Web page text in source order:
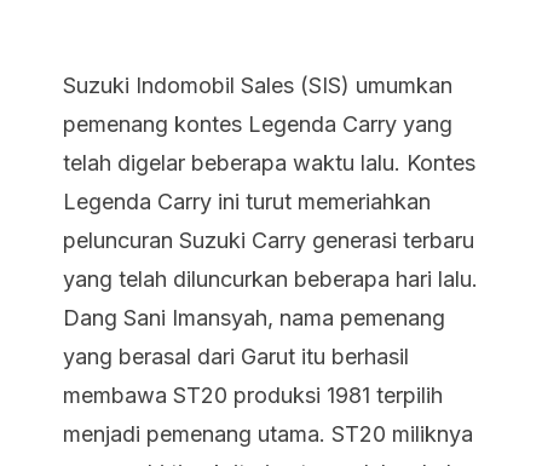
Suzuki Indomobil Sales (SIS) umumkan
pemenang kontes Legenda Carry yang
telah digelar beberapa waktu lalu. Kontes
Legenda Carry ini turut memeriahkan
peluncuran Suzuki Carry generasi terbaru
yang telah diluncurkan beberapa hari lalu.
Dang Sani Imansyah, nama pemenang
yang berasal dari Garut itu berhasil
membawa ST20 produksi 1981 terpilih
menjadi pemenang utama. ST20 miliknya